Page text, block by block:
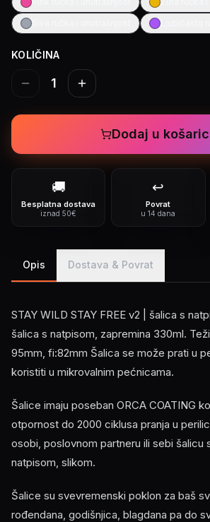
KOLIČINA
1
Dodaj u
🚚
Besplatna dostava
iznad 50€
↩️
Povrat
u 14 dana
Opis Dostava & Povrat
STAY WILD STAY FREE v2 | šalica s
šalica s natpisom, zapremina 330ml.
95mm, fi:82mm Šalica se može prati u
koristiti u mikrovalnim pećnicama.
Šalice imaju poseban ORCA COATING
otpornost do 2000 ciklusa pranja u
osobi, poslovnom partneru ili sebi šalicu
natpisom, slikom.
Šalice su svevremenski poklon za baš
rođendana, godišnjica, blagdana pa do